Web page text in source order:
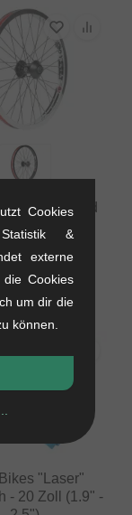
BMX "Hazard
Vorderrad
0.98 kg
EUR
"Laser"
- 20 Zoll (1.9" -
Cookies
&
externe
Cookies
um dir die
können.